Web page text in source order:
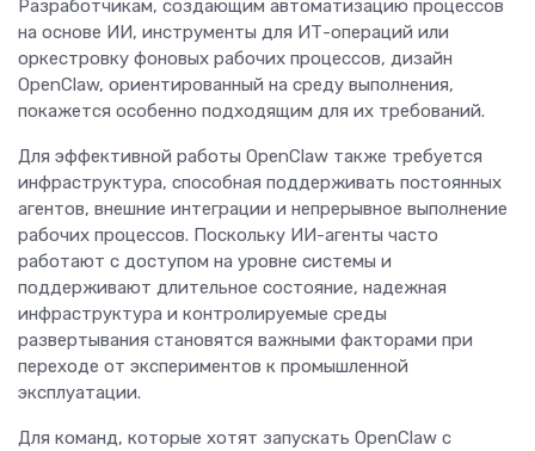
Разработчикам, создающим автоматизацию процессов
на основе ИИ, инструменты для ИТ-операций или
оркестровку фоновых рабочих процессов, дизайн
OpenClaw, ориентированный на среду выполнения,
покажется особенно подходящим для их требований.
Для эффективной работы OpenClaw также требуется
инфраструктура, способная поддерживать постоянных
агентов, внешние интеграции и непрерывное выполнение
рабочих процессов. Поскольку ИИ-агенты часто
работают с доступом на уровне системы и
поддерживают длительное состояние, надежная
инфраструктура и контролируемые среды
развертывания становятся важными факторами при
переходе от экспериментов к промышленной
эксплуатации.
Для команд, которые хотят запускать OpenClaw с